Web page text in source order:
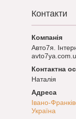
Контакти
Авто7я.
Наталія
Івано-
Україна